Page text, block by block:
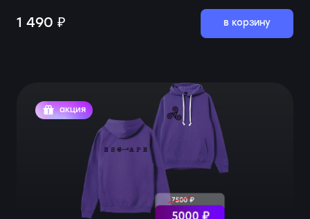
1 490 ₽
в корзину
акция